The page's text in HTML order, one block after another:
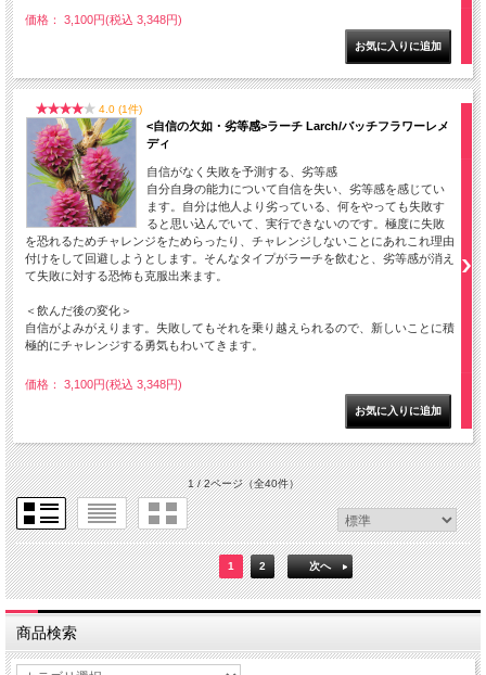
価格： 3,100円(税込 3,348円)
4.0 (1件)
<自信の欠如・劣等感>ラーチ Larch/バッチフラワーレメ
ディ
自信がなく失敗を予測する、劣等感
自分自身の能力について自信を失い、劣等感を感じてい
ます。自分は他人より劣っている、何をやっても失敗す
ると思い込んでいて、実行できないのです。極度に失敗
を恐れるためチャレンジをためらったり、チャレンジしないことにあれこれ理由
付けをして回避しようとします。そんなタイプがラーチを飲むと、劣等感が消え
て失敗に対する恐怖も克服出来ます。
＜飲んだ後の変化＞
自信がよみがえります。失敗してもそれを乗り越えられるので、新しいことに積
極的にチャレンジする勇気もわいてきます。
価格： 3,100円(税込 3,348円)
1 / 2ページ（全40件）
1 2 次へ
商品検索